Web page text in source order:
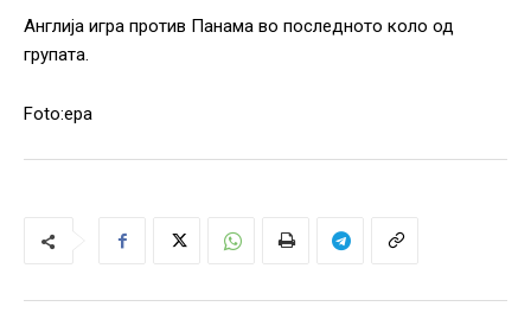
Англија игра против Панама во последното коло од
групата.
Foto:epa